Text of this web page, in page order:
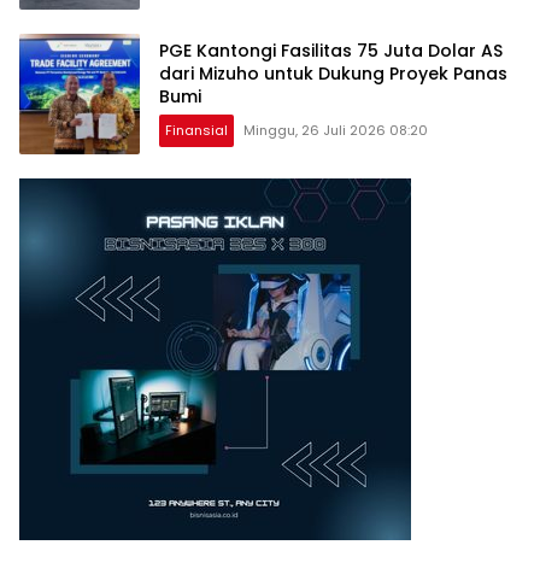
PGE Kantongi Fasilitas 75 Juta Dolar AS
dari Mizuho untuk Dukung Proyek Panas
Bumi
Finansial Minggu, 26 Juli 2026 08:20